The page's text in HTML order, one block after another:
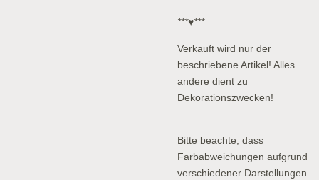
***♥***
Verkauft wird nur der
beschriebene Artikel! Alles
andere dient zu
Dekorationszwecken!
Bitte beachte, dass
Farbabweichungen aufgrund
verschiedener Darstellungen